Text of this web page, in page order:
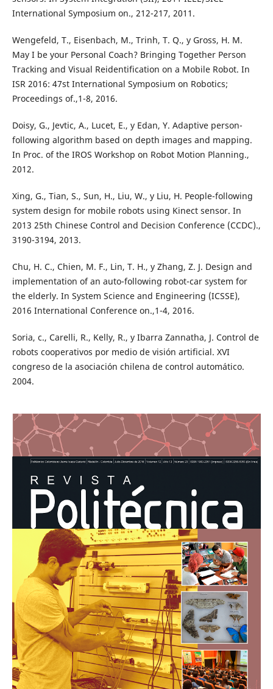
International Symposium on., 212-217, 2011.
Wengefeld, T., Eisenbach, M., Trinh, T. Q., y Gross, H. M.
May I be your Personal Coach? Bringing Together Person
Tracking and Visual Reidentification on a Mobile Robot. In
ISR 2016: 47st International Symposium on Robotics;
Proceedings of.,1-8, 2016.
Doisy, G., Jevtic, A., Lucet, E., y Edan, Y. Adaptive person-
following algorithm based on depth images and mapping.
In Proc. of the IROS Workshop on Robot Motion Planning.,
2012.
Xing, G., Tian, S., Sun, H., Liu, W., y Liu, H. People-following
system design for mobile robots using Kinect sensor. In
2013 25th Chinese Control and Decision Conference (CCDC).,
3190-3194, 2013.
Chu, H. C., Chien, M. F., Lin, T. H., y Zhang, Z. J. Design and
implementation of an auto-following robot-car system for
the elderly. In System Science and Engineering (ICSSE),
2016 International Conference on.,1-4, 2016.
Soria, c., Carelli, R., Kelly, R., y Ibarra Zannatha, J. Control de
robots cooperativos por medio de visión artificial. XVI
congreso de la asociación chilena de control automático.
2004.